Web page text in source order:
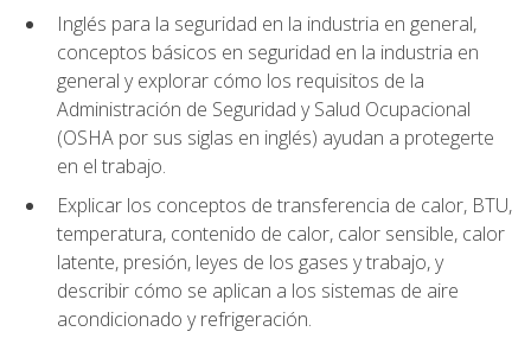
Inglés para la seguridad en la industria en general,
conceptos básicos en seguridad en la industria en
general y explorar cómo los requisitos de la
Administración de Seguridad y Salud Ocupacional
(OSHA por sus siglas en inglés) ayudan a protegerte
en el trabajo.
Explicar los conceptos de transferencia de calor, BTU,
temperatura, contenido de calor, calor sensible, calor
latente, presión, leyes de los gases y trabajo, y
describir cómo se aplican a los sistemas de aire
acondicionado y refrigeración.